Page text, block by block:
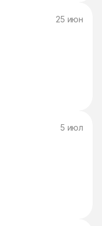
25 июн
5 июл